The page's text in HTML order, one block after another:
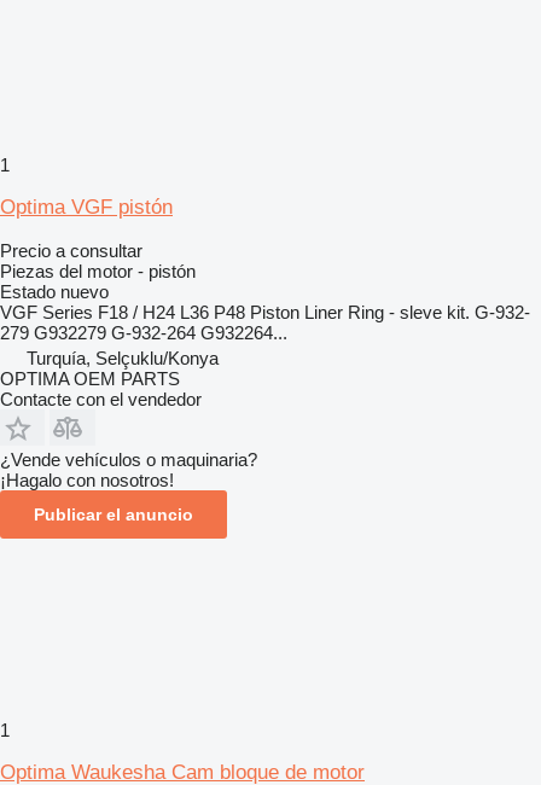
1
Optima VGF pistón
Precio a consultar
Piezas del motor - pistón
Estado nuevo
VGF Series F18 / H24 L36 P48 Piston Liner Ring - sleve kit. G-932-
279 G932279 G-932-264 G932264...
Turquía, Selçuklu/Konya
OPTIMA OEM PARTS
Contacte con el vendedor
¿Vende vehículos o maquinaria?
¡Hagalo con nosotros!
Publicar el anuncio
1
Optima Waukesha Cam bloque de motor